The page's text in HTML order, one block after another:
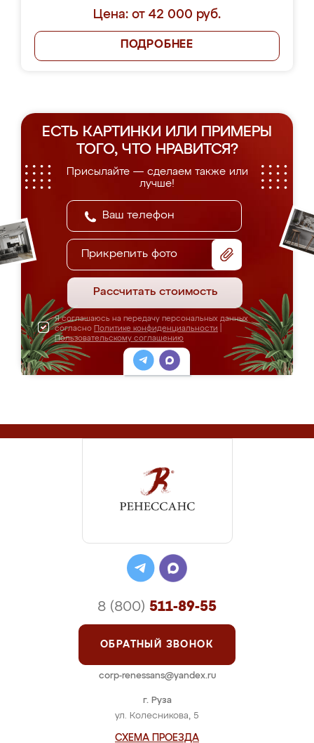
Цена: от 42 000 руб.
ПОДРОБНЕЕ
ЕСТЬ КАРТИНКИ ИЛИ ПРИМЕРЫ
ТОГО, ЧТО НРАВИТСЯ?
Присылайте — сделаем также или
лучше!
Прикрепить фото
Рассчитать стоимость
Я соглашаюсь на передачу персональных данных
согласно Политике конфиденциальности
Пользовательскому соглашению
г. Руза
ул. Колесникова, 5
СХЕМА ПРОЕЗДА
8 (800) 511-89-55
ОБРАТНЫЙ ЗВОНОК
corp-renessans@yandex.ru